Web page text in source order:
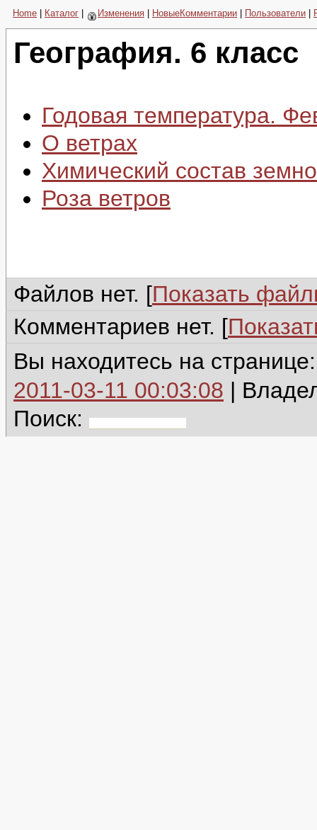
Home Каталог Изменения НовыеКомментарии Пользователи
География. 6 класс
Годовая температура.
О ветрах
Химический состав
Роза ветров
Файлов нет. [Показать
Комментариев нет. [
Вы находитесь на
2011-03-11 00:03:08 |
Поиск: